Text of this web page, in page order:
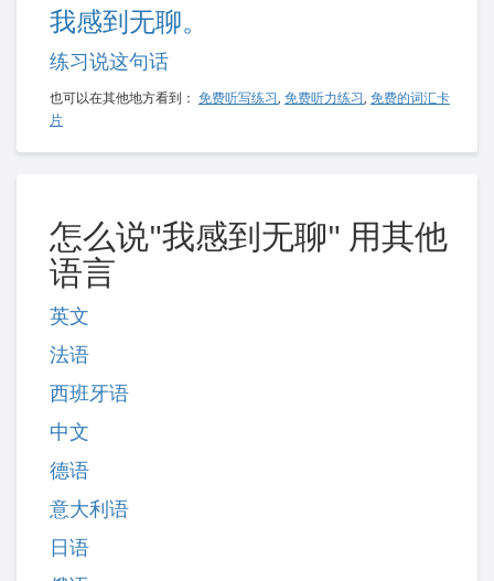
我感到无聊。
练习说这句话
也可以在其他地方看到： 免费听写练习 , 免费听力练习 , 免费的词汇卡
片
怎么说"我感到无聊" 用其他
语言
英文
法语
西班牙语
中文
德语
意大利语
日语